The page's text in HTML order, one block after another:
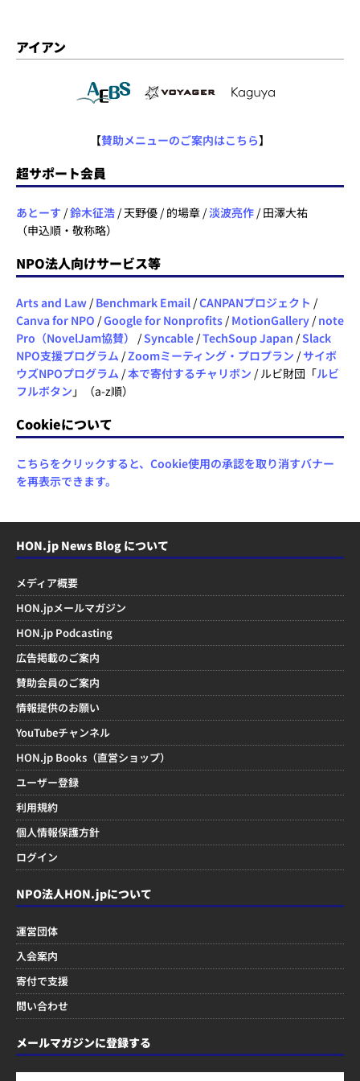
アイアン
【賛助メニューのご案内はこちら】
超サポート会員
あとーす /鈴木征浩 / 天野優 / 的場章 /淡波亮作 / 田澤大祐
（申込順・敬称略）
NPO法人向けサービス等
Arts and Law / Benchmark Email /CANPANプロジェクト /
Canva for NPO /Google for Nonprofits / MotionGallery / note
Pro（NovelJam協賛）
/Syncable /TechSoup Japan /Slack
NPO支援プログラム /Zoomミーティング・プロプラン /サイボ
ウズNPOプログラム /本で寄付するチャリボン / ルビ財団「ルビ
フルボタン 」（a-z順）
Cookieについて
こちらをクリックすると、Cookie使用の承認を取り消すバナー
を再表示できます。
HON.jp News Blog について
メディア概要
HON.jpメールマガジン
HON.jp Podcasting
広告掲載のご案内
賛助会員のご案内
情報提供のお願い
YouTubeチャンネル
HON.jp Books（直営ショップ）
ユーザー登録
利用規約
個人情報保護方針
ログイン
NPO法人HON.jpについて
運営団体
入会案内
寄付で支援
問い合わせ
メールマガジンに登録する